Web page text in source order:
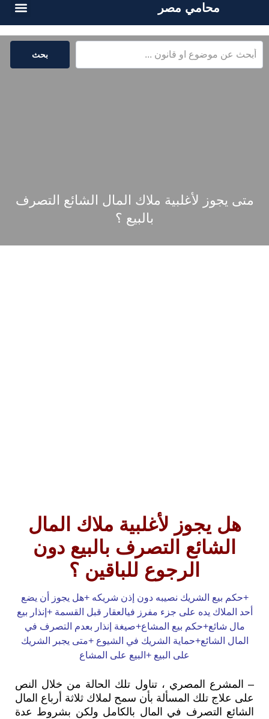
محامي مصر
بحث
متى يجوز لأغلبية ملاك المال الشائع التصرف
بالبيع ؟
هل يجوز لأغلبية ملاك المال
الشائع التصرف بالبيع دون
الرجوع للباقين ؟
+حكم بيع الشريك نصيبه دون إذن شريكه +هل يجوز أن يضع
أحد الملاك يده على جزء مفرز فيالعقار قبل القسمة +إنذار بيع
مال شائع+حكم بيع المشاع+صيغة إنذار بعدم التصرف في
المال الشائع+حماية الشريك في الشيوع +متى يجبر الشريك
على البيع +البيع على المشاع
– المشرع المصري ، تناول تلك الحالة من خلال النص
على علاج تلك المسألة بأن سمح لملاك ثلاثة أرباع المال
الشائع التصرف في المال بالكامل ولكن بشروط عدة